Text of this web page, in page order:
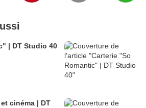
| DT Studio 40
cinéma | DT